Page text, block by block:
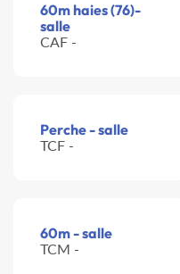
60m haies (76)-
salle
CAF -
Perche - salle
TCF -
60m - salle
TCM -